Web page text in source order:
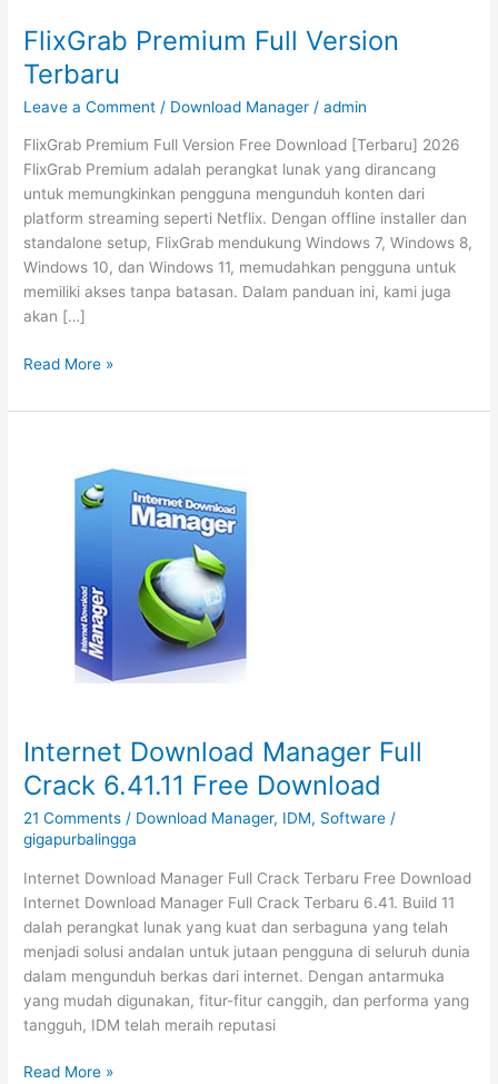
FlixGrab Premium Full Version
Terbaru
Leave a Comment / Download Manager /admin
FlixGrab Premium Full Version Free Download [Terbaru] 2026
FlixGrab Premium adalah perangkat lunak yang dirancang
untuk memungkinkan pengguna mengunduh konten dari
platform streaming seperti Netflix. Dengan offline installer dan
standalone setup, FlixGrab mendukung Windows 7, Windows 8,
Windows 10, dan Windows 11, memudahkan pengguna untuk
memiliki akses tanpa batasan. Dalam panduan ini, kami juga
akan […]
FlixGrab
Full
Read More »
Internet Download Manager Full
Crack 6.41.11 Free Download
21 Comments / Download Manager, IDM, Software /
gigapurbalingga
Internet Download Manager Full Crack Terbaru Free Download
Internet Download Manager Full Crack Terbaru 6.41. Build 11
dalah perangkat lunak yang kuat dan serbaguna yang telah
menjadi solusi andalan untuk jutaan pengguna di seluruh dunia
dalam mengunduh berkas dari internet. Dengan antarmuka
yang mudah digunakan, fitur-fitur canggih, dan performa yang
tangguh, IDM telah meraih reputasi
Internet
Read More »